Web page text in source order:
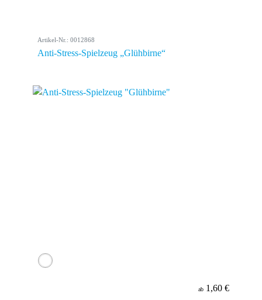
Artikel-Nr.: 0012868
Anti-Stress-Spielzeug „Glühbirne“
ab 1,60 €